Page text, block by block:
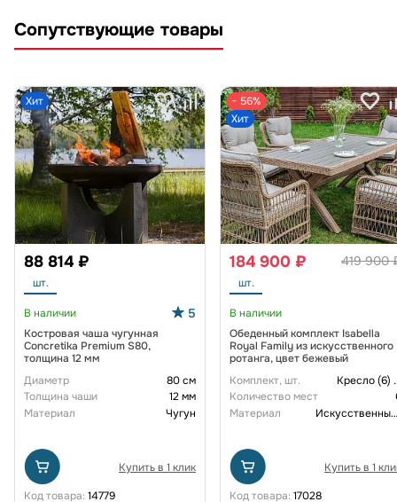
Сопутствующие товары
Хит
88 814 ₽
шт.
В наличии 5
Костровая чаша чугунная
Concretika Premium S80,
толщина 12 мм
Диаметр
80 см
Толщина чаши
12 мм
Материал
Чугун
Купить в 1 клик
Код товара: 14779
− 56%
Хит
419 900
184 900 ₽
шт.
В наличии
Обеденный комплект Isabella
Royal Family из искусственного
ротанга, цвет бежевый
Комплект, шт.
Кресло (6)
Количество мест
Материал
Искусственный ротанг
Купить в 1
Код товара: 17028